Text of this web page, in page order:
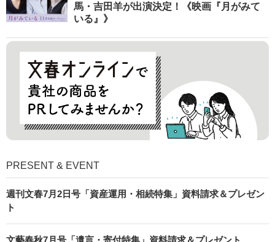
馬・吉田羊が出演決定！《映画『月がみて
いる』》
PRESENT & EVENT
週刊文春7月2日号「資産運用・相続特集」資料請求＆プレゼン
ト